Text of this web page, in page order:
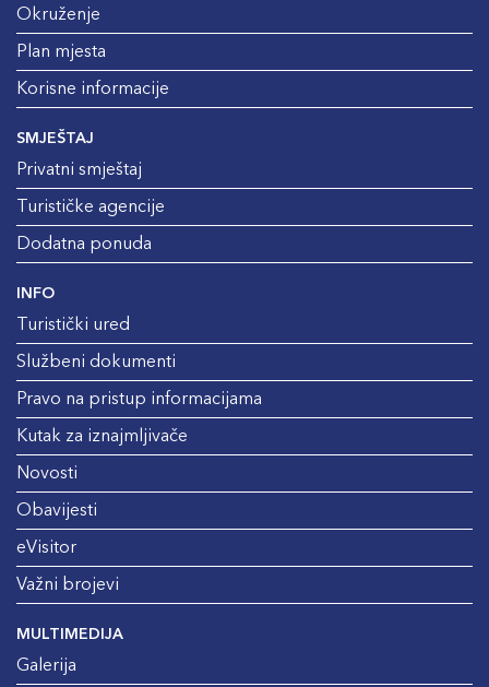
Okruženje
Plan mjesta
Korisne informacije
SMJEŠTAJ
Privatni smještaj
Turističke agencije
Dodatna ponuda
INFO
Turistički ured
Službeni dokumenti
Pravo na pristup informacijama
Kutak za iznajmljivače
Novosti
Obavijesti
eVisitor
Važni brojevi
MULTIMEDIJA
Galerija